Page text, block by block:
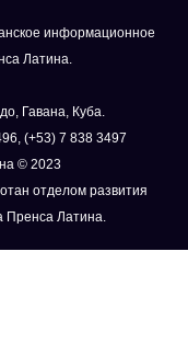
информационное
Латина.
Гавана, Куба.
(+53) 7 838 3497
© 2023
отделом развития
Пренса Латина.